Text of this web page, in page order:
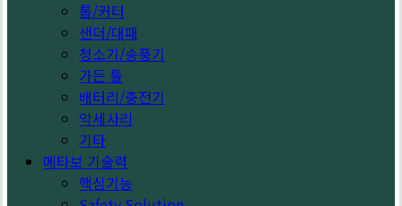
톱/커터
샌더/대패
청소기/송풍기
가든 툴
배터리/충전기
악세사리
기타
메타보 기술력
핵심기능